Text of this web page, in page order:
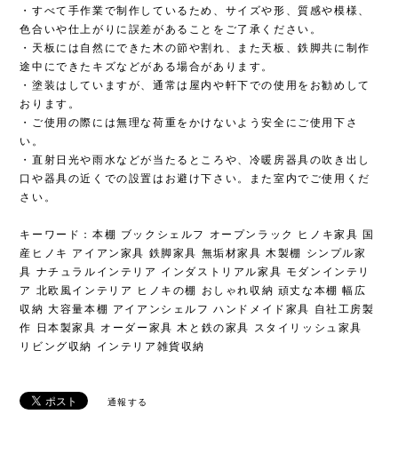
おります。
・ご使用の際には無理な荷重をかけないよう安全にご使用下さ
い。
・直射日光や雨水などが当たるところや、冷暖房器具の吹き出し
口や器具の近くでの設置はお避け下さい。また室内でご使用くだ
さい。
キーワード：本棚 ブックシェルフ オープンラック ヒノキ家具 国
産ヒノキ アイアン家具 鉄脚家具 無垢材家具 木製棚 シンプル家
具 ナチュラルインテリア インダストリアル家具 モダンインテリ
ア 北欧風インテリア ヒノキの棚 おしゃれ収納 頑丈な本棚 幅広
作 日本製家具 オーダー家具 木と鉄の家具 スタイリッシュ家具
リビング収納 インテリア雑貨収納
通報する
Related Items